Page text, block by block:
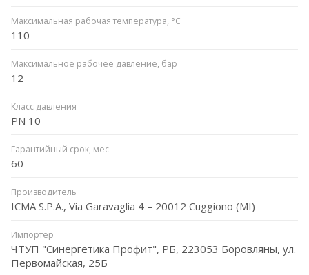
Максимальная рабочая температура, °C
110
Максимальное рабочее давление, бар
12
Класс давления
PN 10
Гарантийный срок, мес
60
Производитель
ICMA S.P.A., Via Garavaglia 4 – 20012 Cuggiono (MI)
Импортёр
ЧТУП "Синергетика Профит", РБ, 223053 Боровляны, ул.
Первомайская, 25Б